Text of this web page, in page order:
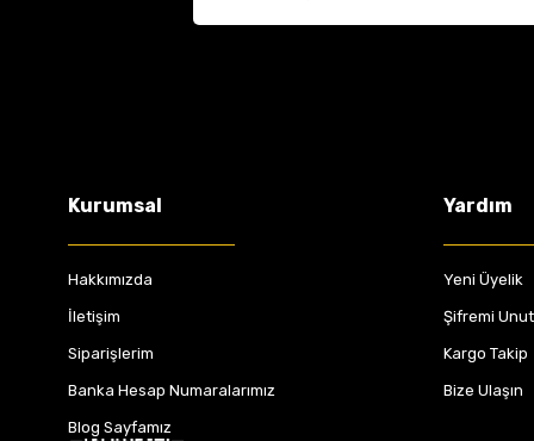
Kurumsal
Hakkımızda
İletişim
Siparişlerim
Banka Hesap Numaralarımız
Blog Sayfamız
Yardım
Yeni Üyelik
Şifremi
Kargo Takip
Bize Ulaşın